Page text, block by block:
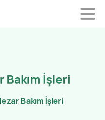
Bakım İşleri
Bakım İşleri